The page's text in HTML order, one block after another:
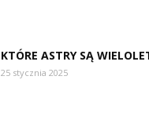
KTÓRE ASTRY SĄ
25 stycznia 2025